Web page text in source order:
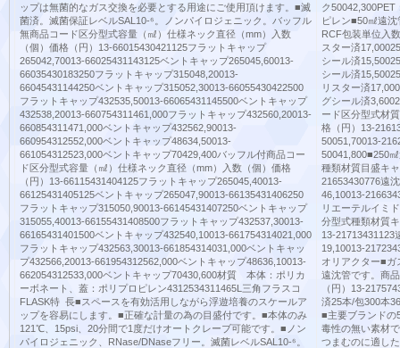
ップは無菌的なガス交換を必要とする用途にご使用頂けます。■滅
菌済。滅菌保証レベルSAL10-⁶。ノンパイロジェニック。バッフル
無商品コード区分型式容量（㎖）仕様ネック直径（mm）入数
（個）価格（円）13-66015430421125フラットキャップ
265042,70013-66025431143125ベントキャップ265045,60013-
66035430183250フラットキャップ315048,20013-
66045431144250ベントキャップ315052,30013-66055430422500
フラットキャップ432535,50013-66065431145500ベントキャップ
432538,20013-660754311461,000フラットキャップ432560,20013-
660854311471,000ベントキャップ432562,90013-
660954312552,000ベントキャップ48634,50013-
661054312523,000ベントキャップ70429,400バッフル付商品コー
ド区分型式容量（㎖）仕様ネック直径（mm）入数（個）価格
（円）13-66115431404125フラットキャップ265045,40013-
66125431405125ベントキャップ265047,90013-66135431406250
フラットキャップ315050,90013-66145431407250ベントキャップ
315055,40013-66155431408500フラットキャップ432537,30013-
66165431401500ベントキャップ432540,10013-661754314021,000
フラットキャップ432563,30013-661854314031,000ベントキャッ
プ432566,20013-661954312562,000ベントキャップ48636,10013-
662054312533,000ベントキャップ70430,600材質 本体：ポリカ
ーボネート、蓋：ポリプロピレン4312534311465L三角フラスコ
FLASK特 長■スペースを有効活用しながら浮遊培養のスケールア
ップを容易にします。■正確な計量の為の目盛付です。■本体のみ
121℃、15psi、20分間で1度だけオートクレーブ可能です。■ノン
パイロジェニック、RNase/DNaseフリー。滅菌レベルSAL10-⁶。
ク
ピレン■50㎖遠
RCF包装単位入
スター済
シール済
シール済
リスター済
グシール済
ード区分型式材
格（円）13-
50051,70013-
50041,800■250
種類材質目盛キ
21653430776遠
46,10013-
リエーテルイミ
分型式種類材質
13-21713431123
19,10013-
オリアクター■ガ
遠沈管です。商
（円）13-
済25本/包300本
■主要ブランドの
毒性の無い素材
つまむのに適し